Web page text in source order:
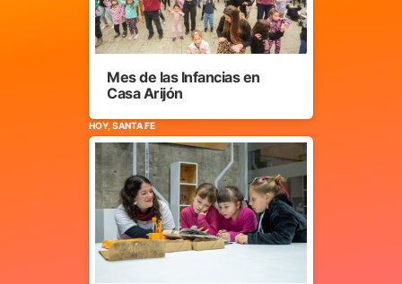
Mes de las Infancias en
Casa Arijón
HOY, SANTA FE